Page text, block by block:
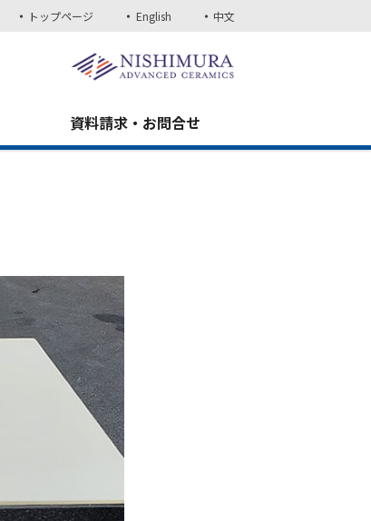
トップページ English 中文
資料請求・お問合せ